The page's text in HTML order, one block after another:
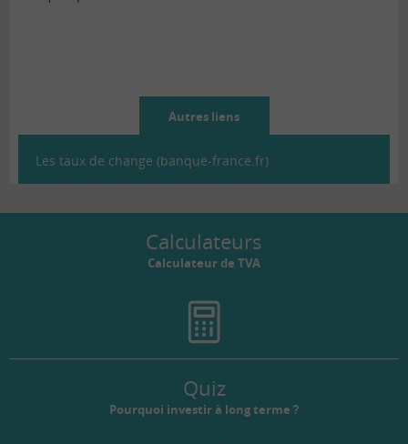
Autres liens
Les taux de change (banque-france.fr)
Calculateurs
Calculateur de TVA
Quiz
Pourquoi investir à long terme ?